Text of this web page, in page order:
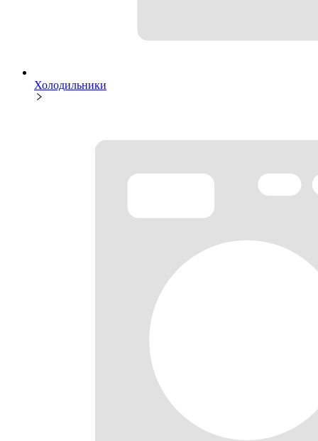
Холодильники